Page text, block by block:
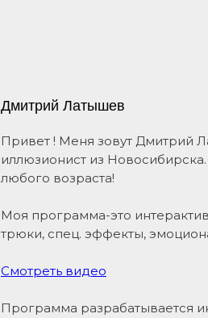
Дмитрий Латышев
Привет ! Меня зовут Дмитрий
иллюзионист из
любого возраста!
Моя программа-это
трюки, спец. эффекты,
Смотреть видео
Программа разрабатывается